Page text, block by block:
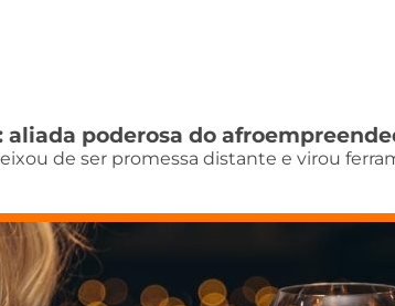
poderosa do
de ser promessa distante e virou